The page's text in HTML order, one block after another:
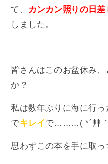
て、 カンカン照りの日差
しました。
皆さんはこのお盆休み
か？
私は数年ぶりに海に行
でキレイで………( *´艸
思わずこの本を手に取